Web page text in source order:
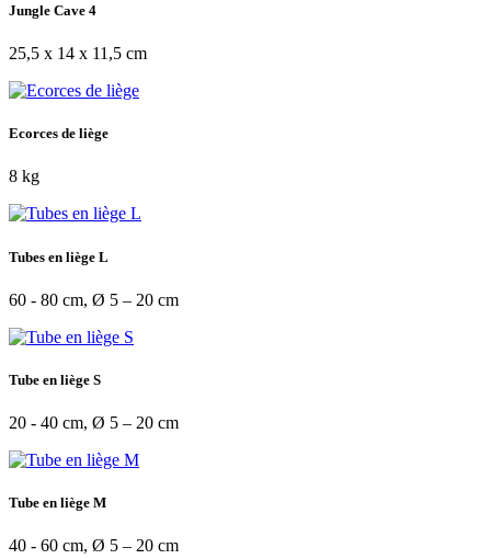
Jungle Cave 4
25,5 x 14 x 11,5 cm
Ecorces de liège
8 kg
Tubes en liège L
60 - 80 cm, Ø 5 – 20 cm
Tube en liège S
20 - 40 cm, Ø 5 – 20 cm
Tube en liège M
40 - 60 cm, Ø 5 – 20 cm